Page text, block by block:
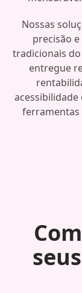
Nossas
precisão
tradicionais
entregue
ferramentas